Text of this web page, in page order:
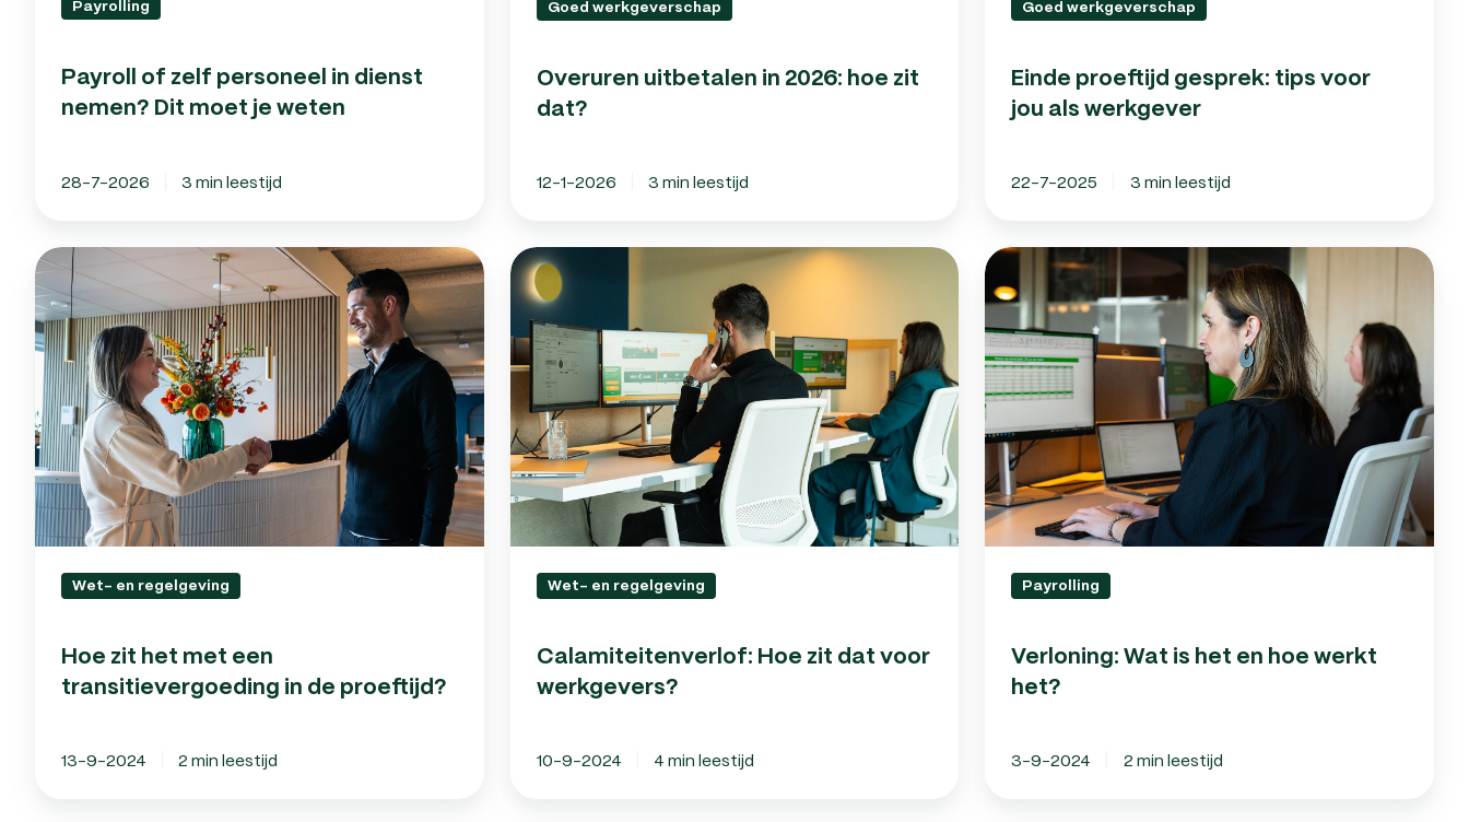
Payrolling
Payroll of zelf personeel in dienst
nemen? Dit moet je weten
28-7-2026 3 min leestijd
Goed werkgeverschap
Overuren uitbetalen in 2026: hoe zit
dat?
12-1-2026 3 min leestijd
Goed werkgeverschap
Einde proeftijd gesprek: tips voor
jou als werkgever
22-7-2025 3 min leestijd
Hoe
zit
het
met
een
transitievergoeding
in
de
proeftijd?
Wet- en regelgeving
Hoe zit het met een
transitievergoeding in de proeftijd?
13-9-2024 2 min leestijd
Calamiteitenverlof:
Hoe
zit
dat
voor
werkgevers?
Wet- en regelgeving
Calamiteitenverlof: Hoe zit dat voor
werkgevers?
10-9-2024 4 min leestijd
Verloning:
Wat
het
en
hoe
werkt
het?
Payrolling
Verloning: Wat is het en hoe werkt
het?
3-9-2024 2 min leestijd